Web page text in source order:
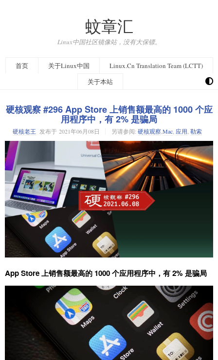
蚊章汇
Linux中国社区镜像站，没有大保镖。
首页 关于Linux中国
Linux.Cn Translation Team (LCTT)
关于本站
硬核观察 #296 App Store 上销售额最高的 1000 个应
用程序中，有 2% 是骗局
硬核老王 发布于 2021年06月08日 另请参阅: 硬核观察 Mac, 应用 勒索
App Store 上销售额最高的 1000 个应用程序中，有 2% 是骗局